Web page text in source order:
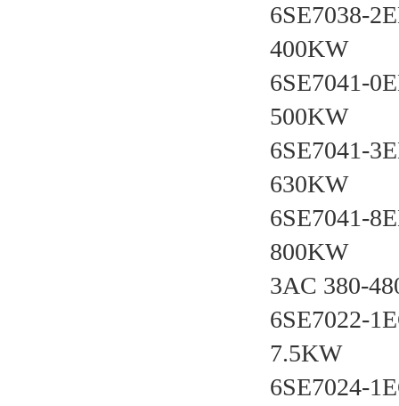
6SE7038-
400KW
6SE7041-
500KW
6SE7041-
630KW
6SE7041-
800KW
3AC 380-
6SE7022-
7.5KW
6SE7024-